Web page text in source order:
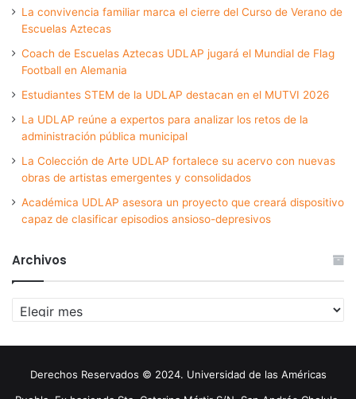
La convivencia familiar marca el cierre del Curso de Verano de
Escuelas Aztecas
Coach de Escuelas Aztecas UDLAP jugará el Mundial de Flag
Football en Alemania
Estudiantes STEM de la UDLAP destacan en el MUTVI 2026
La UDLAP reúne a expertos para analizar los retos de la
administración pública municipal
La Colección de Arte UDLAP fortalece su acervo con nuevas
obras de artistas emergentes y consolidados
Académica UDLAP asesora un proyecto que creará dispositivo
capaz de clasificar episodios ansioso-depresivos
Archivos
Archivos
Derechos Reservados © 2024. Universidad de las Américas